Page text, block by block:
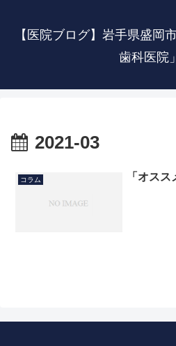
【医院ブログ】岩手県盛岡
歯科医院」
2021-03
コラム 「オスス